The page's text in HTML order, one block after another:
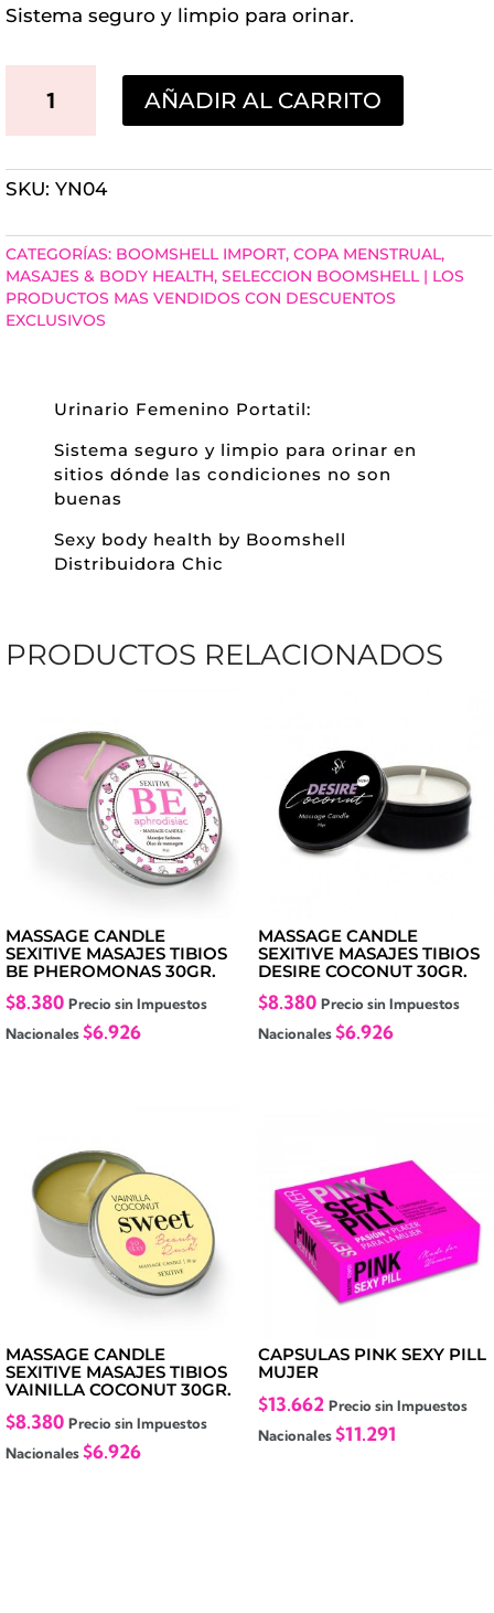
original
era:
$15.180.
actual
es:
$11.999.
Sistema seguro y limpio para orinar.
CANTIDAD
AÑADIR AL CARRITO
SKU: YN04
CATEGORÍAS: BOOMSHELL IMPORT, COPA MENSTRUAL,
MASAJES & BODY HEALTH, SELECCION BOOMSHELL | LOS
PRODUCTOS MAS VENDIDOS CON DESCUENTOS
EXCLUSIVOS
Urinario Femenino Portatil:
Sistema seguro y limpio para orinar en
sitios dónde las condiciones no son
buenas
Sexy body health by Boomshell
Distribuidora Chic
PRODUCTOS RELACIONADOS
MASSAGE CANDLE
SEXITIVE MASAJES TIBIOS
BE PHEROMONAS 30GR.
$8.380 Precio sin Impuestos
Nacionales$6.926
MASSAGE CANDLE
SEXITIVE MASAJES TIBIOS
DESIRE COCONUT 30GR.
$8.380 Precio sin Impuestos
Nacionales$6.926
MASSAGE CANDLE
SEXITIVE MASAJES TIBIOS
VAINILLA COCONUT 30GR.
$8.380 Precio sin Impuestos
Nacionales$6.926
CAPSULAS PINK SEXY PILL
MUJER
$13.662 Precio sin Impuestos
Nacionales$11.291